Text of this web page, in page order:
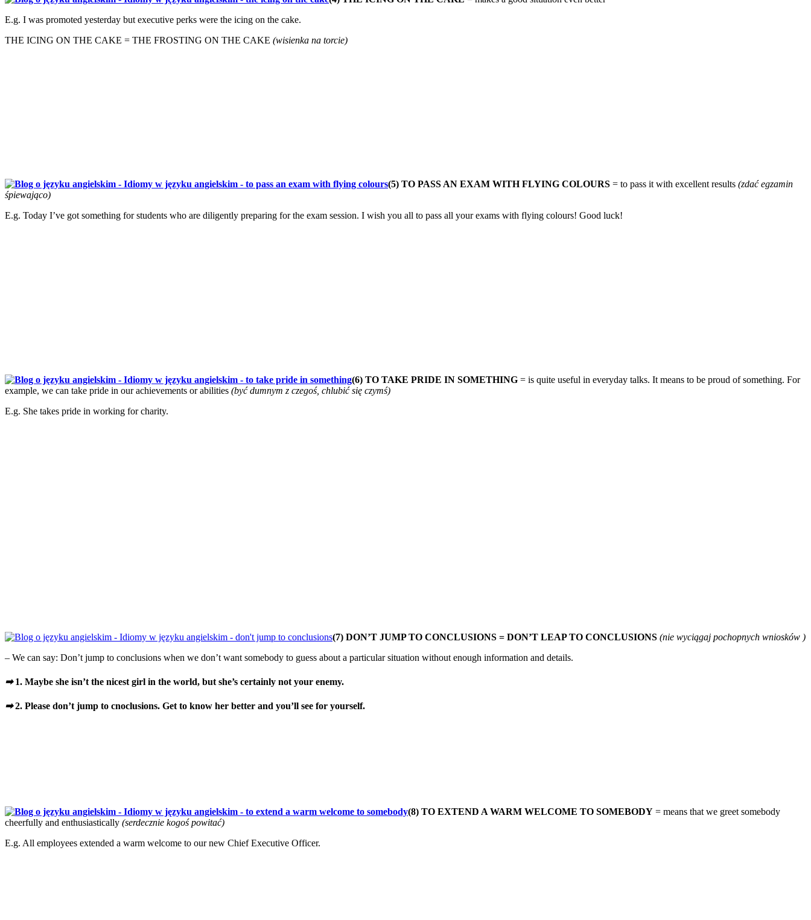
E.g. I was promoted yesterday but executive perks were the icing on the cake.
THE ICING ON THE CAKE = THE FROSTING ON THE CAKE (wisienka na torcie)
(5) TO PASS AN EXAM WITH FLYING COLOURS = to pass it with excellent results (zdać egzamin
śpiewająco)
E.g. Today I’ve got something for students who are diligently preparing for the exam session. I wish you all to pass all your exams with flying colours! Good luck!
(6) TO TAKE PRIDE IN SOMETHING = is quite useful in everyday talks. It means to be proud of something. For
example, we can take pride in our achievements or abilities (być dumnym z czegoś, chlubić się czymś)
E.g. She takes pride in working for charity.
(7) DON’T JUMP TO CONCLUSIONS = DON’T LEAP TO CONCLUSIONS (nie wyciągaj pochopnych wniosków )
– We can say: Don’t jump to conclusions when we don’t want somebody to guess about a particular situation without enough information and details.
➡1. Maybe she isn’t the nicest girl in the world, but she’s certainly not your enemy.
➡2. Please don’t jump to cnoclusions. Get to know her better and you’ll see for yourself.
(8) TO EXTEND A WARM WELCOME TO SOMEBODY = means that we greet somebody
cheerfully and enthusiastically (serdecznie kogoś powitać)
E.g. All employees extended a warm welcome to our new Chief Executive Officer.